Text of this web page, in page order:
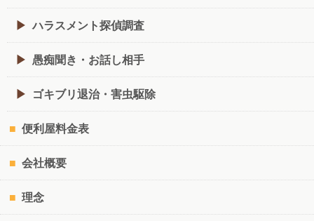
ハラスメント探偵調査
愚痴聞き・お話し相手
ゴキブリ退治・害虫駆除
便利屋料金表
会社概要
理念